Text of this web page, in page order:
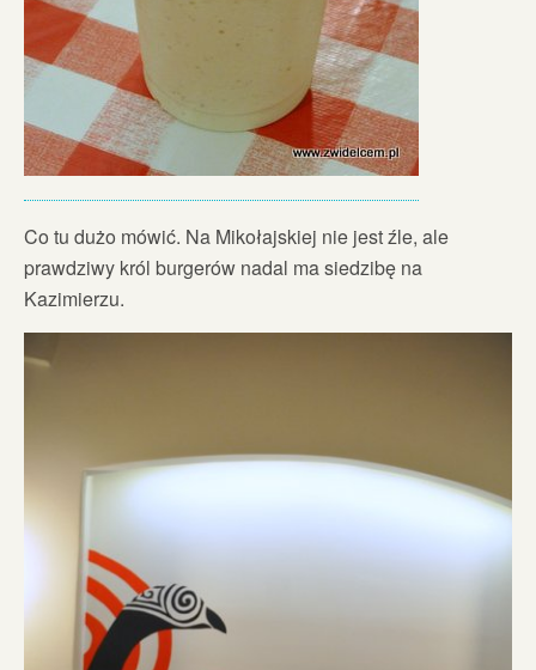
Co tu dużo mówić. Na Mikołajskiej nie jest źle, ale
prawdziwy król burgerów nadal ma siedzibę na
Kazimierzu.